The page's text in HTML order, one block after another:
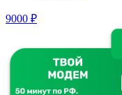
9000 ₽